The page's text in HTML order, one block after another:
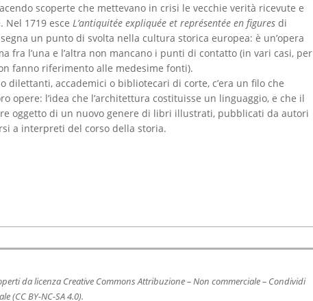
scoperte che mettevano in crisi le vecchie verità ricevute e
Nel 1719 esce L’antiquitée expliquée et représentée en figures di
un punto di svolta nella cultura storica europea: è un’opera
fra l’una e l’altra non mancano i punti di contatto (in vari casi, per
fanno riferimento alle medesime fonti).
accademici o bibliotecari di corte, c’era un filo che
opere: l’idea che l’architettura costituisse un linguaggio, e che il
oggetto di un nuovo genere di libri illustrati, pubblicati da autori
a interpreti del corso della storia.
da licenza Creative Commons Attribuzione – Non commerciale – Condividi
(CC BY-NC-SA 4.0).